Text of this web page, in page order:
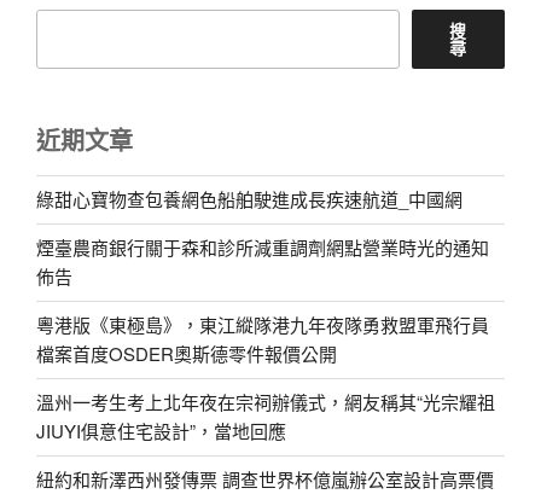
搜
尋
近期文章
綠甜心寶物查包養網色船舶駛進成長疾速航道_中國網
煙臺農商銀行關于森和診所減重調劑網點營業時光的通知
佈告
粵港版《東極島》，東江縱隊港九年夜隊勇救盟軍飛行員
檔案首度OSDER奧斯德零件報價公開
溫州一考生考上北年夜在宗祠辦儀式，網友稱其“光宗耀祖
JIUYI俱意住宅設計”，當地回應
紐約和新澤西州發傳票 調查世界杯億嵐辦公室設計高票價